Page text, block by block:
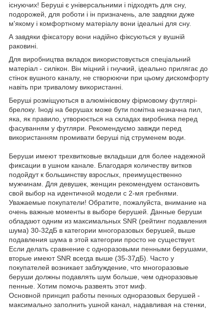
існуючих! Беруші є універсальними і підходять для сну,
подорожей, для роботи і ін призначень, але завдяки дуже
м'якому і комфортному матеріалу вони ідеальні для сну.
А завдяки фіксатору вони надійно фіксуються у вушній
раковині.
Для виробництва вкладок використовується спеціальний
матеріал - силікон. Він міцний і гнучкий, ідеально прилягає до
стінок вушного каналу, не створюючи при цьому дискомфорту
навіть при тривалому використанні.
Беруші розміщуються в алюмінієвому фірмовому футлярі-
брелоку. Іноді на берушах може бути помітна незначна пил,
яка, як правило, утворюється на складах виробника перед
фасуванням у футляри. Рекомендуємо завжди перед
використанням промивати беруші під струменем води.
Беруши имеют трехвитковые вкладыши для более надежной
фиксации в ушном канале. Благодаря количеству витков
подойдут к большинству взрослых, преимущественно
мужчинам. Для девушек, женщин рекомендуем остановить
свой выбор на идентичной модели с 2-мя гребнями.
Уважаемые покупатели! Обратите, пожалуйста, внимание на
очень важные моменты в выборе берушей. Данные беруши
обладают одним из максимальных SNR (рейтинг подавления
шума) 30-32дБ в категории многоразовых берушей, выше
подавления шума в этой категории просто не существует.
Если делать сравнение с одноразовыми пенными берушами,
вторые имеют SNR всегда выше (35-37дБ). Часто у
покупателей возникает заблуждение, что многоразовые
беруши должны подавлять шум больше, чем одноразовые
пенные. Хотим помочь развеять этот миф.
Основной принцип работы пенных одноразовых берушей -
максимально заполнить ушной канал, надавливая на стенки,